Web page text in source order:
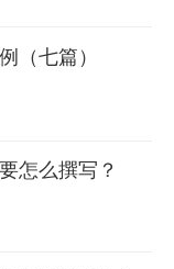
（七篇）
怎么撰写？